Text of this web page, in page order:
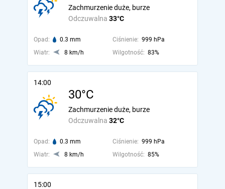
Odczuwalna 33°C
Zachmurzenie duże, burze
Opad: 0.3 mm Ciśnienie: 999 hPa
Wiatr:
8 km/h Wilgotność: 83%
14:00
30°C
Odczuwalna 32°C
Zachmurzenie duże, burze
Opad: 0.3 mm Ciśnienie: 999 hPa
Wiatr:
8 km/h Wilgotność: 85%
15:00